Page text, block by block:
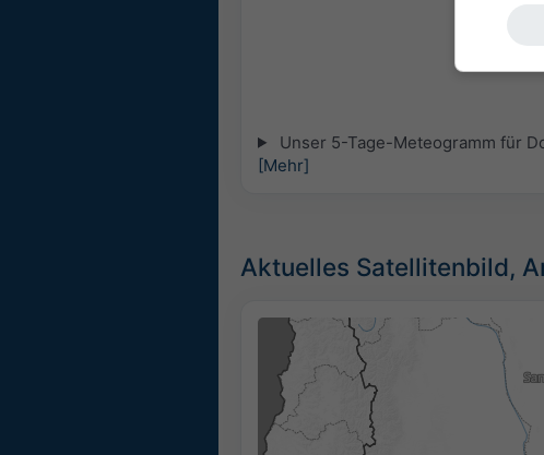
Unser 5-Tage-Meteogramm für
[Mehr]
Aktuelles Satellitenbild,